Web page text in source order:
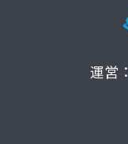
運営